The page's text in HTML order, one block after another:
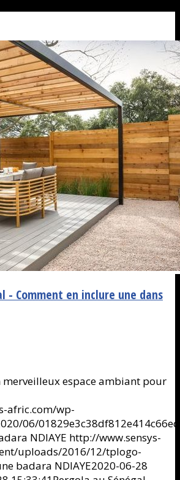
- Comment en inclure une dans
merveilleux espace ambiant pour
afric.com/wp-
06/
NDIAYE http://www.sensys-
uploads/2016/12/tplogo-
badara NDIAYE2020-06-28